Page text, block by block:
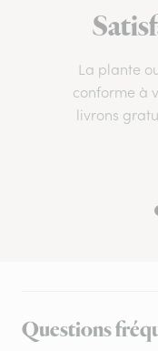
La plante
conforme à
livrons
Questions